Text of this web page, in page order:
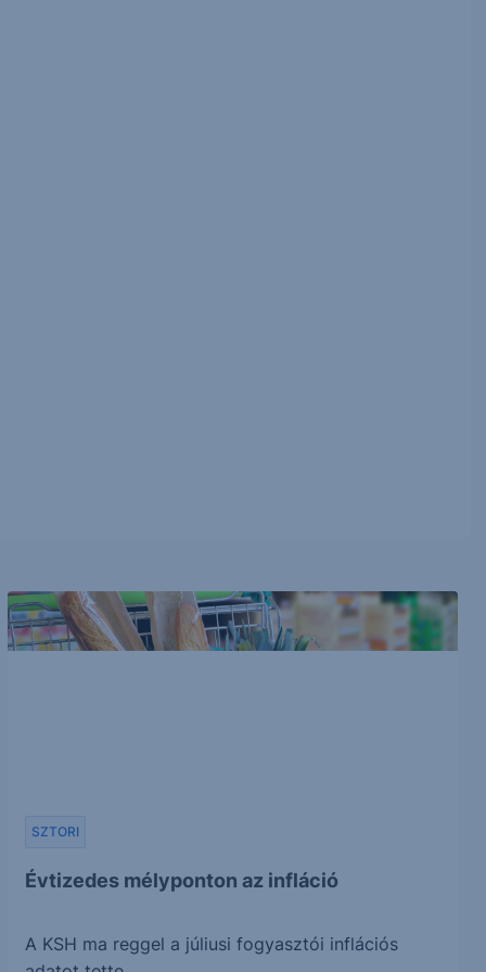
Évtizedes mélyponton az infláció
SZTORI
A KSH ma reggel a júliusi fogyasztói inflációs